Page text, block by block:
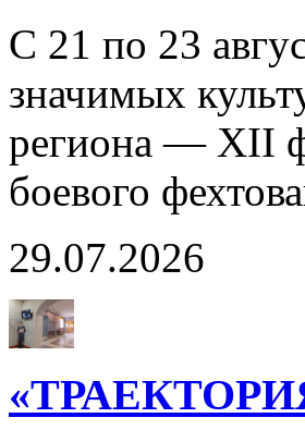
С 21 по 23
значимых
региона — XII
боевого
29.07.2026